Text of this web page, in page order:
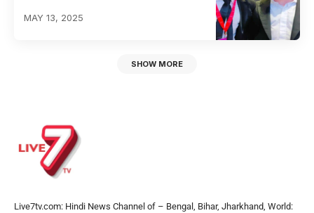
MAY 13, 2025
SHOW MORE
Live7tv.com: Hindi News Channel of – Bengal, Bihar, Jharkhand, World: